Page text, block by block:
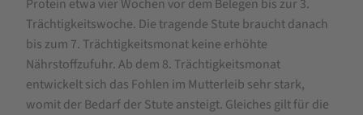
Protein etwa vier Wochen vor dem Belegen bis zur 3.
Trächtigkeitswoche. Die tragende Stute braucht danach
bis zum 7. Trächtigkeitsmonat keine erhöhte
Nährstoffzufuhr. Ab dem 8. Trächtigkeitsmonat
entwickelt sich das Fohlen im Mutterleib sehr stark,
womit der Bedarf der Stute ansteigt. Gleiches gilt für die